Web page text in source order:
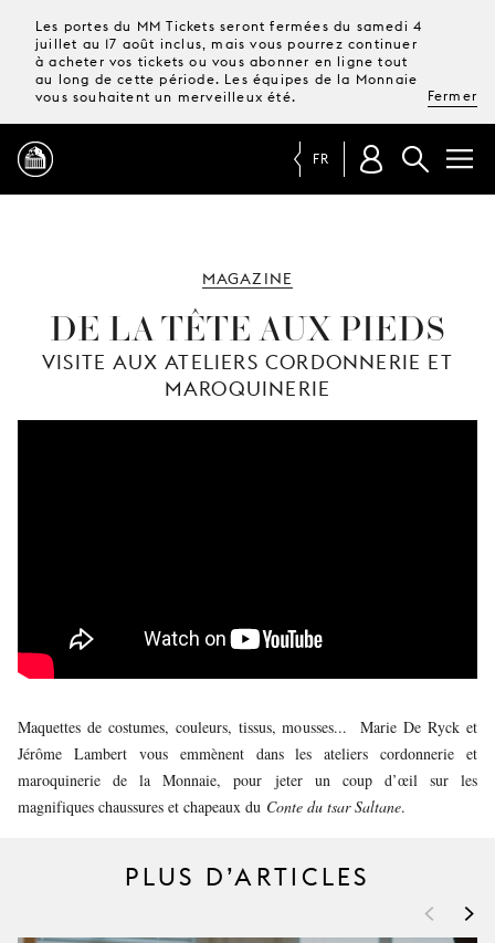
Les portes du MM Tickets seront fermées du samedi 4
juillet au 17 août inclus, mais vous pourrez continuer
à acheter vos tickets ou vous abonner en ligne tout
au long de cette période. Les équipes de la Monnaie
vous souhaitent un merveilleux été.
Fermer
TICKETS &
ABONNEMENTS
FR
MAGAZINE
DE LA TÊTE AUX PIEDS
VISITE AUX ATELIERS CORDONNERIE ET
MAROQUINERIE
Maquettes de costumes, couleurs, tissus, mousses... Marie De Ryck et
Jérôme Lambert vous emmènent dans les ateliers cordonnerie et
maroquinerie de la Monnaie, pour jeter un coup d’œil sur les
magnifiques chaussures et chapeaux du Conte du tsar Saltane.
PLUS D’ARTICLES
< >